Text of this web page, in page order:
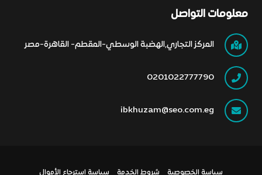
معلومات التواصل
المركز التجاري,الهضبة الوسطي-المقطم- القاهرة-مصر
0201022777790
ibkhuzam@seo.com.eg
سياسة الخصوصية شروط الخدمة سياسة استرجاع الأموال